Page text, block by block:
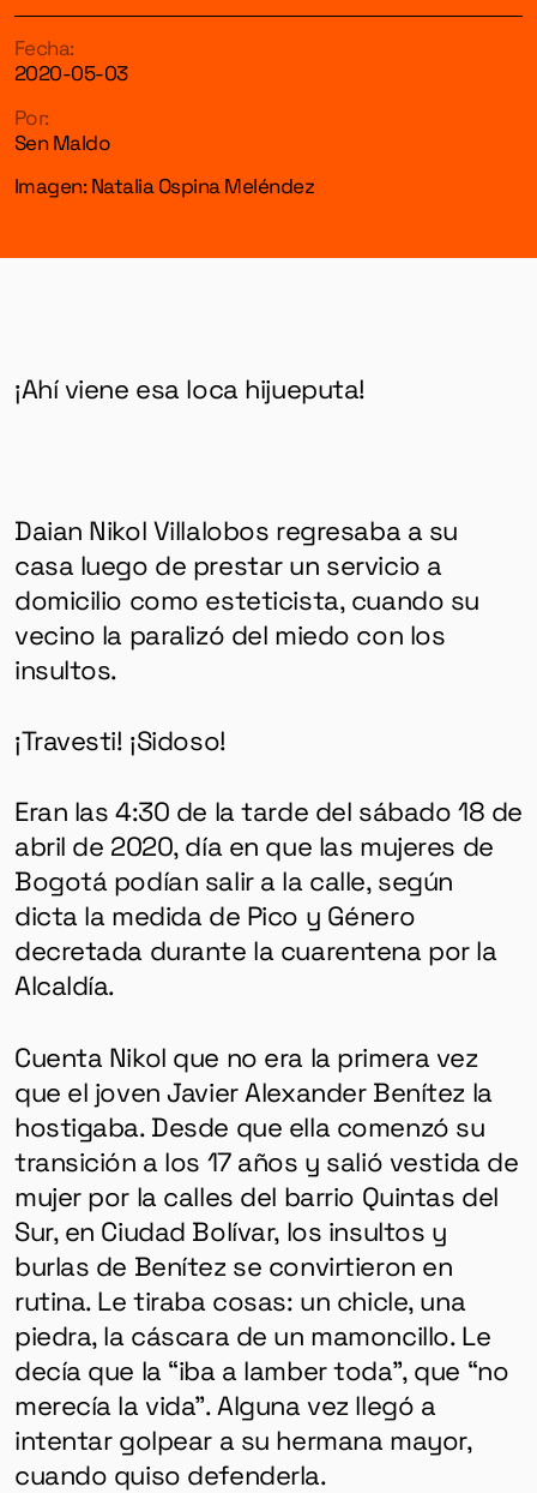
Fecha:
2020-05-03
Por:
Sen Maldo
Imagen: Natalia Ospina Meléndez
¡Ahí viene esa loca hijueputa!
Daian Nikol Villalobos regresaba a su
casa luego de prestar un servicio a
domicilio como esteticista, cuando su
vecino la paralizó del miedo con los
insultos.
¡Travesti! ¡Sidoso!
Eran las 4:30 de la tarde del sábado 18 de
abril de 2020, día en que las mujeres de
Bogotá podían salir a la calle, según
dicta la medida de Pico y Género
decretada durante la cuarentena por la
Alcaldía.
Cuenta Nikol que no era la primera vez
que el joven Javier Alexander Benítez la
hostigaba. Desde que ella comenzó su
transición a los 17 años y salió vestida de
mujer por la calles del barrio Quintas del
Sur, en Ciudad Bolívar, los insultos y
burlas de Benítez se convirtieron en
rutina. Le tiraba cosas: un chicle, una
piedra, la cáscara de un mamoncillo. Le
decía que la “iba a lamber toda”, que “no
merecía la vida”. Alguna vez llegó a
intentar golpear a su hermana mayor,
cuando quiso defenderla.